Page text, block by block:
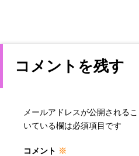
コメントを残す
メールアドレスが公開されるこ
いている欄は必須項目です
コメント ※